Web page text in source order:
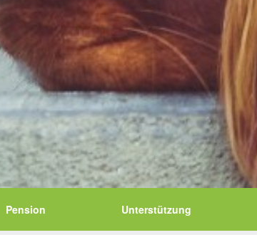
Pension Unterstützung